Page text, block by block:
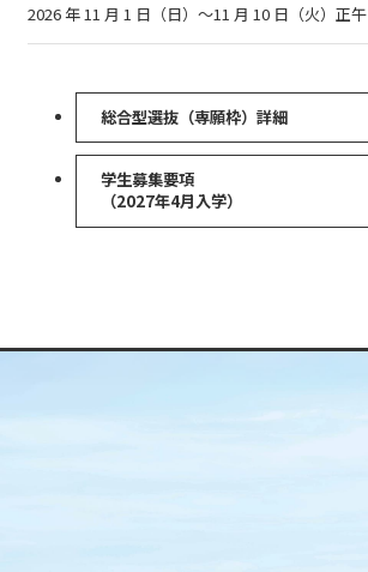
2026 年 11 月 1 日（日）～11 月 10 日（火）正午
総合型選抜（専願枠）詳細
学生募集要項
（2027年4月入学）